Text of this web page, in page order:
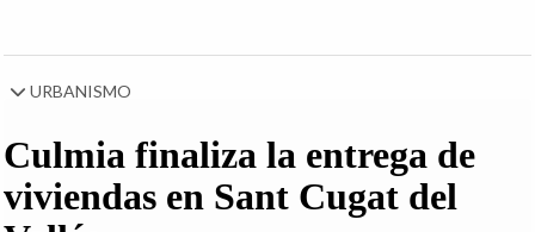
URBANISMO
Culmia finaliza la entrega de
viviendas en Sant Cugat del